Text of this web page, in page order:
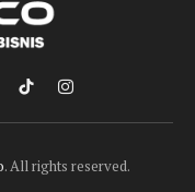
TikTokInstagram
. All rights reserved.